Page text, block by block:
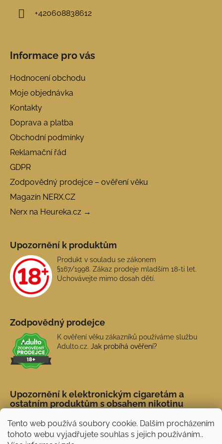
Tento web používá soubory cookie. Dalším procházením
tohoto webu vyjadřujete souhlas s jejich používáním..
+420608838612
Informace pro vás
Hodnocení obchodu
Moje objednávka
Kontakty
Doprava a platba
Obchodní podmínky
Reklamační řád
GDPR
Zodpovědný prodejce – ověření věku
Magazín NERX.CZ
Nerx na Heureka.cz →
Upozornění k produktům
Produkt v souladu se zákonem
§167/1998. Zákaz prodeje mladším 18-ti let.
Uchovávejte mimo dosah dětí.
Zodpovědný prodejce
K ověření věku zákazníků používáme službu
Adulto.cz. Jak probíhá ověření?
Upozornění k elektronickým cigaretám a
ostatním produktům s obsahem nikotinu